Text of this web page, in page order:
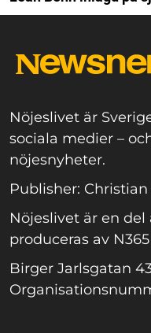
Nöjeslivet är
sociala medier –
nöjesnyheter.
Publisher:
Nöjeslivet är en del
produceras av
Birger Jarlsgatan